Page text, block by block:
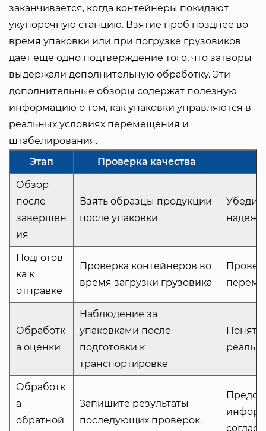
заканчивается, когда контейнеры покидают
укупорочную станцию. Взятие проб позднее во
время упаковки или при погрузке грузовиков
дает еще одно подтверждение того, что затворы
выдержали дополнительную обработку. Эти
дополнительные обзоры содержат полезную
информацию о том, как упаковки управляются в
реальных условиях перемещения и
штабелирования.
Этап
Проверка качества
Обзор
после
завершен
ия
Взять образцы продукции
после упаковки
Подготов
ка к
отправке
Проверка контейнеров во
время загрузки грузовика
Обработк
а оценки
Наблюдение за
упаковками после
подготовки к
транспортировке
Обработк
а
обратной
Запишите результаты
последующих проверок.